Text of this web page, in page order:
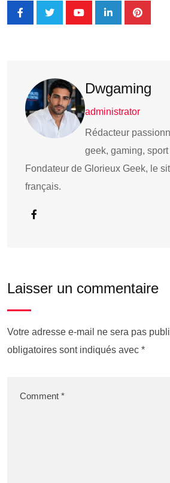
Dwgaming
administrator
Rédacteur
geek, gaming,
Fondateur de Glorieux Geek, le
français.
Laisser un commentaire
Votre adresse e-mail ne sera pas
obligatoires sont indiqués avec *